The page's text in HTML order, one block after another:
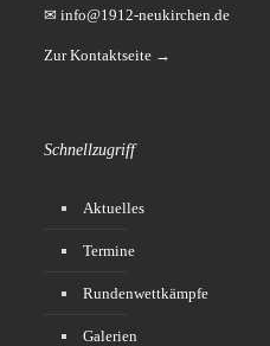
✉ info@1912-neukirchen.de
Zur Kontaktseite →
Schnellzugriff
Aktuelles
Termine
Rundenwettkämpfe
Galerien